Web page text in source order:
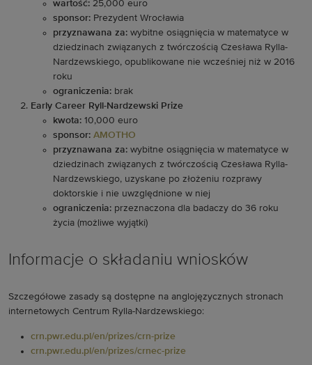
wartość: 25,000 euro
sponsor: Prezydent Wrocławia
przyznawana za: wybitne osiągnięcia w matematyce w
dziedzinach związanych z twórczością Czesława Rylla-
Nardzewskiego, opublikowane nie wcześniej niż w 2016
roku
ograniczenia: brak
Early Career Ryll-Nardzewski Prize
kwota: 10,000 euro
sponsor: AMOTHO
przyznawana za: wybitne osiągnięcia w matematyce w
dziedzinach związanych z twórczością Czesława Rylla-
Nardzewskiego, uzyskane po złożeniu rozprawy
doktorskie i nie uwzględnione w niej
ograniczenia: przeznaczona dla badaczy do 36 roku
życia (możliwe wyjątki)
Informacje o składaniu wniosków
Szczegółowe zasady są dostępne na anglojęzycznych stronach
internetowych Centrum Rylla-Nardzewskiego:
crn.pwr.edu.pl/en/prizes/crn-prize
crn.pwr.edu.pl/en/prizes/crnec-prize